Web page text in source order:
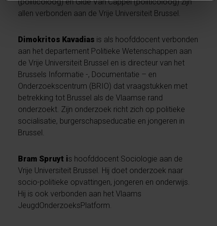
allen verbonden aan de Vrije Universiteit Brussel.
Dimokritos Kavadias is als hoofddocent verbonden
aan het departement Politieke Wetenschappen aan
de Vrije Universiteit Brussel en is directeur van het
Brussels Informatie -, Documentatie – en
Onderzoekscentrum (BRIO) dat vraagstukken met
betrekking tot Brussel als de Vlaamse rand
onderzoekt. Zijn onderzoek richt zich op politieke
socialisatie, burgerschapseducatie en jongeren in
Brussel.
Bram Spruyt is hoofddocent Sociologie aan de
Vrije Universiteit Brussel. Hij doet onderzoek naar
socio-politieke opvattingen, jongeren en onderwijs.
Hij is ook verbonden aan het Vlaams
JeugdOnderzoeksPlatform.